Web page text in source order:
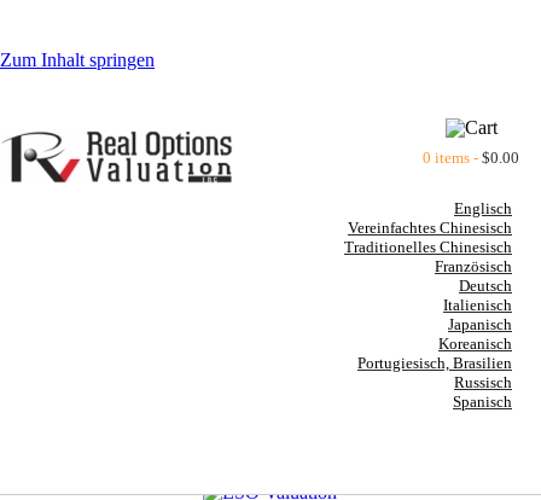
Zum Inhalt springen
0 items -$0.00
Englisch
Vereinfachtes Chinesisch
Traditionelles Chinesisch
Französisch
Deutsch
Italienisch
Japanisch
Koreanisch
Portugiesisch, Brasilien
Russisch
Spanisch